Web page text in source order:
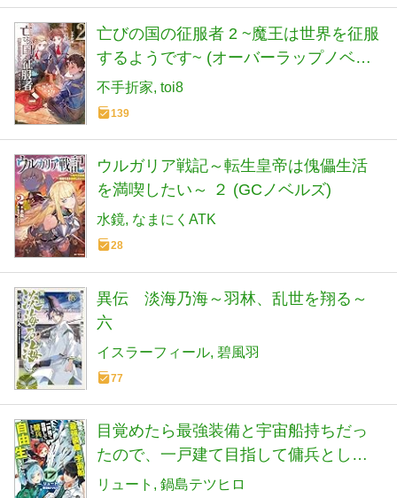
亡びの国の征服者 2 ~魔王は世界を征服
するようです~ (オーバーラップノベル
ス)
不手折家 toi8
139
ウルガリア戦記～転生皇帝は傀儡生活
を満喫したい～ ２ (GCノベルズ)
水鏡 なまにくATK
28
異伝 淡海乃海～羽林、乱世を翔る～
六
イスラーフィール 碧風羽
77
目覚めたら最強装備と宇宙船持ちだっ
たので、一戸建て目指して傭兵として
自由に生きたい 17 (カドカワBOOKS)
リュート 鍋島テツヒロ